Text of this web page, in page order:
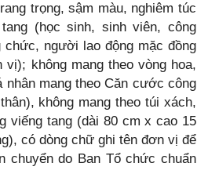
trọng, sậm màu, nghiêm túc
(học sinh, sinh viên, công
chức, người lao động mặc đồng
không mang theo vòng hoa,
nhân mang theo Căn cước công
không mang theo túi xách,
viếng tang (dài 80 cm x cao 15
có dòng chữ ghi tên đơn vị để
chuyển do Ban Tổ chức chuẩn